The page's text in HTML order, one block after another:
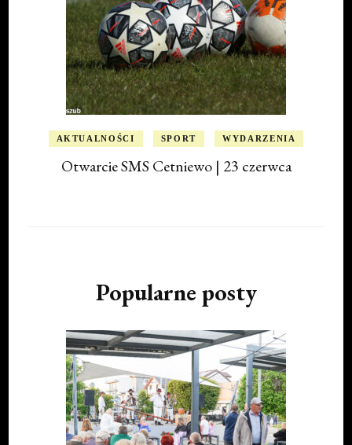
AKTUALNOŚCI SPORT WYDARZENIA
Otwarcie SMS Cetniewo | 23 czerwca
Popularne posty